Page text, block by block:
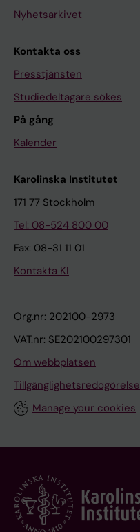
Nyhetsarkivet
Kontakta oss
Presstjänsten
Studiedeltagare sökes
På gång
Kalender
Karolinska Institutet
171 77 Stockholm
Tel: 08-524 800 00
Fax: 08-31 11 01
Kontakta KI
Org.nr: 202100-2973
VAT.nr: SE202100297301
Om webbplatsen
Tillgänglighetsredogörelse
Manage your cookies